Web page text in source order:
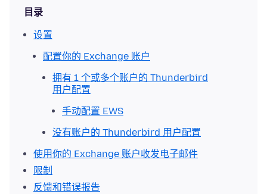
目录
设置
配置你的 Exchange 账户
拥有 1 个或多个账户的 Thunderbird
用户配置
手动配置 EWS
没有账户的 Thunderbird 用户配置
使用你的 Exchange 账户收发电子邮件
限制
反馈和错误报告